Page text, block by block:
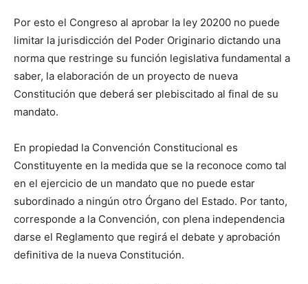
Por esto el Congreso al aprobar la ley 20200 no puede
limitar la jurisdicción del Poder Originario dictando una
norma que restringe su función legislativa fundamental a
saber, la elaboración de un proyecto de nueva
Constitución que deberá ser plebiscitado al final de su
mandato.
En propiedad la Convención Constitucional es
Constituyente en la medida que se la reconoce como tal
en el ejercicio de un mandato que no puede estar
subordinado a ningún otro Órgano del Estado. Por tanto,
corresponde a la Convención, con plena independencia
darse el Reglamento que regirá el debate y aprobación
definitiva de la nueva Constitución.